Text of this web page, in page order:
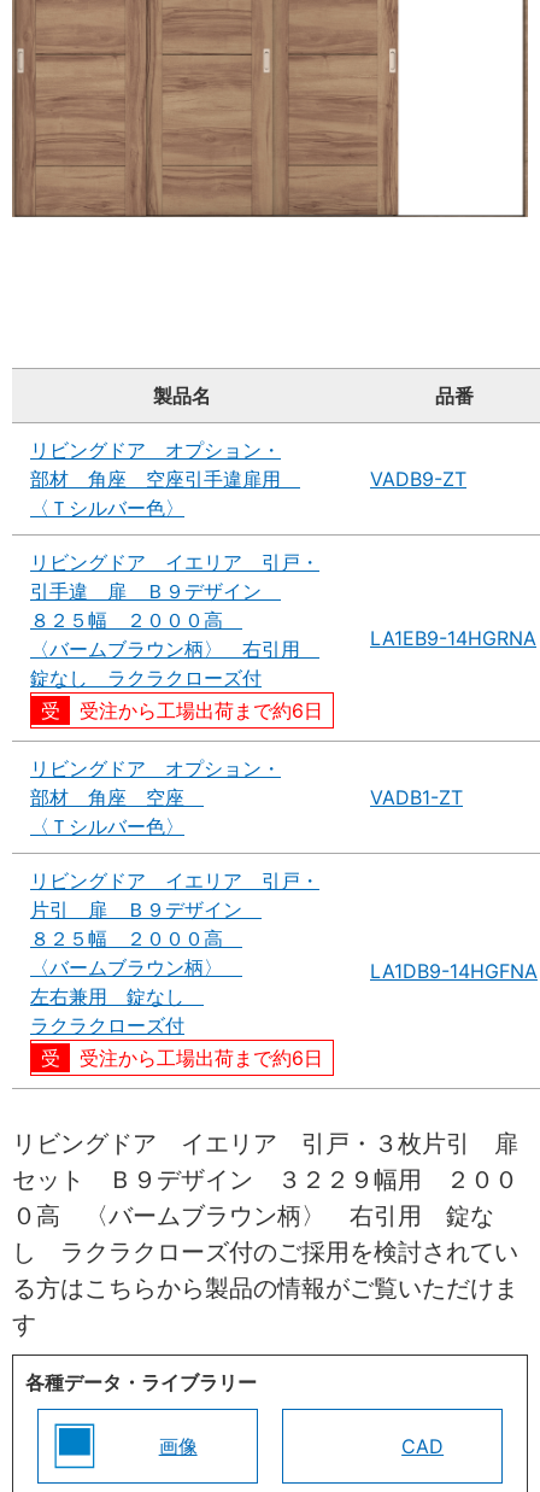
製品名 品番
リビングドア オプション・
部材 角座 空座引手違扉用
〈Ｔシルバー色〉
VADB9-ZT
リビングドア イエリア 引戸・
引手違 扉 Ｂ９デザイン
８２５幅 ２０００高
〈バームブラウン柄〉 右引用
錠なし ラクラクローズ付
受注から工場出荷まで約6日
LA1EB9-14HGRNA
リビングドア オプション・
部材 角座 空座
〈Ｔシルバー色〉
VADB1-ZT
リビングドア イエリア 引戸・
片引 扉 Ｂ９デザイン
８２５幅 ２０００高
〈バームブラウン柄〉
左右兼用 錠なし
ラクラクローズ付
受注から工場出荷まで約6日
LA1DB9-14HGFNA
リビングドア イエリア 引戸・３枚片引 扉
セット Ｂ９デザイン ３２２９幅用 ２００
０高 〈バームブラウン柄〉 右引用 錠な
し ラクラクローズ付のご採用を検討されてい
る方はこちらから製品の情報がご覧いただけま
す
各種データ・ライブラリー
画像 CAD